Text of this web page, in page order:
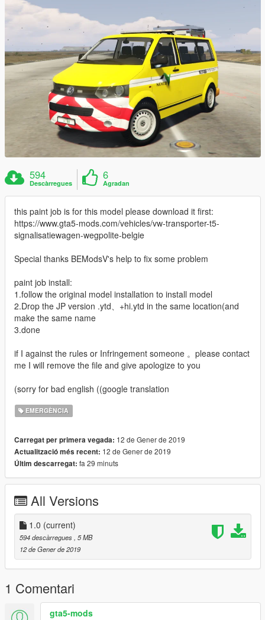
594
Descàrregues
6
Agradan
this paint job is for this model please download it first:
https://www.gta5-mods.com/vehicles/vw-transporter-t5-
signalisatiewagen-wegpolite-belgie
Special thanks BEModsV's help to fix some problem
paint job install:
1.follow the original model installation to install model
2.Drop the JP version .ytd、+hi.ytd in the same location(and
make the same name
3.done
if I against the rules or Infringement someone 。please contact
me I will remove the file and give apologize to you
(sorry for bad english ((google translation
EMERGÈNCIA
Carregat per primera vegada: 12 de Gener de 2019
Actualització més recent: 12 de Gener de 2019
Últim descarregat: fa 29 minuts
All Versions
1.0 (current)
594 descàrregues, 5 MB
12 de Gener de 2019
1 Comentari
gta5-mods